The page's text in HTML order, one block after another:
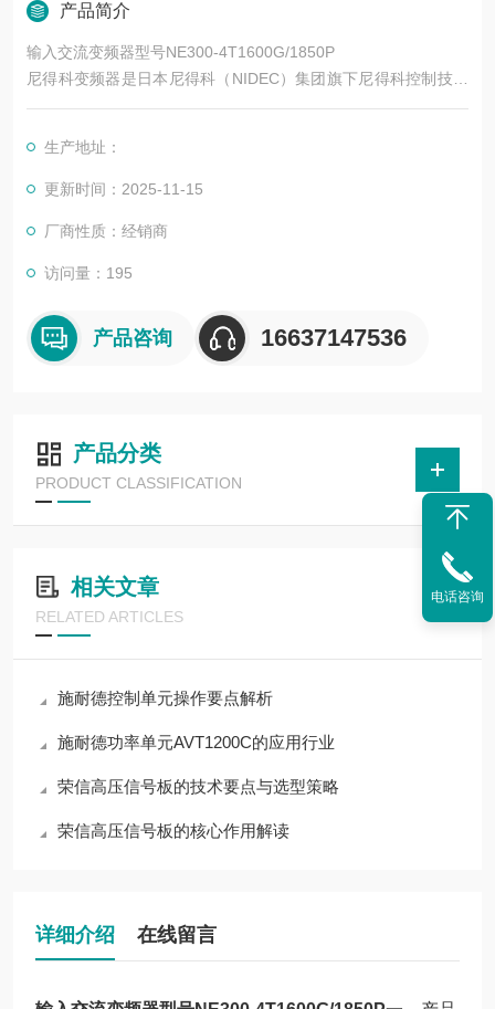
产品简介
输入交流变频器型号NE300-4T1600G/1850P
尼得科变频器是日本尼得科（NIDEC）集团旗下尼得科控制技术
（Control Techniques，简称尼得科 CT）的核心产品系列，专注
涵盖低压交流变频、中压交流变频、运动控制、直流驱动等类
别，广泛应用于电梯、起重、机床、纺织、印刷、物流、化工等
生产地址：
更新时间：2025-11-15
厂商性质：经销商
访问量：195
产品咨询 16637147536
产品分类
PRODUCT CLASSIFICATION
相关文章
RELATED ARTICLES
施耐德控制单元操作要点解析
施耐德功率单元AVT1200C的应用行业
荣信高压信号板的技术要点与选型策略
荣信高压信号板的核心作用解读
详细介绍 在线留言
电话咨询